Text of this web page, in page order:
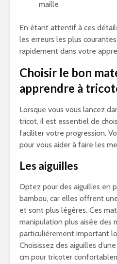
maille
En étant attentif à ces
les erreurs les plus
rapidement dans votre
Choisir le bon
apprendre à
Lorsque vous vous lancez
tricot, il est essentiel de
faciliter votre progression.
pour vous aider à faire les
Les aiguilles
Optez pour des aiguilles en
bambou, car elles offrent
et sont plus légères. Ces
manipulation plus aisée des
particulièrement important
Choisissez des aiguilles
cm pour tricoter